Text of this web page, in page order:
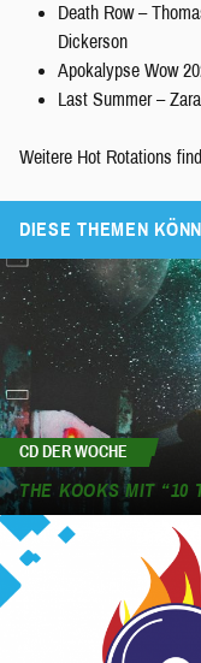
Death Row –
Dickerson
Apokalypse Wow
Last Summer –
Weitere Hot Rotations
DIESE THEMEN
CD DER WOCHE
THE KOOKS MIT “10